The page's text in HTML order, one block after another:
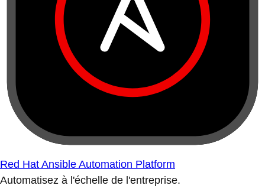
Red Hat Ansible Automation Platform
Automatisez à l'échelle de l'entreprise.